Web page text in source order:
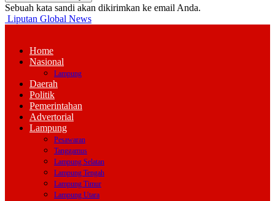
Sebuah kata sandi akan dikirimkan ke email Anda.
Liputan Global News
Home
Nasional
Lampung
Daerah
Politik
Pemerintahan
Advertorial
Lampung
Pesawaran
Tanggamus
Lampung Selatan
Lampung Tengah
Lampung Timur
Lampung Utara